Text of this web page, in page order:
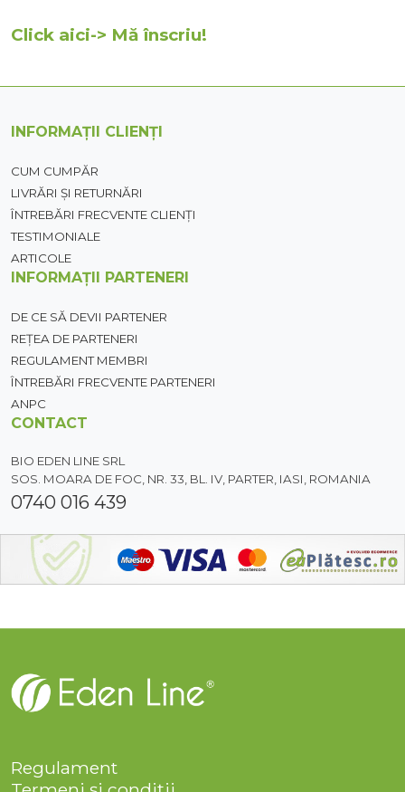
Click aici-> Mă înscriu!
INFORMAȚII CLIENȚI
CUM CUMPĂR
LIVRĂRI ȘI RETURNĂRI
ÎNTREBĂRI FRECVENTE CLIENȚI
TESTIMONIALE
ARTICOLE
INFORMAȚII PARTENERI
DE CE SĂ DEVII PARTENER
REȚEA DE PARTENERI
REGULAMENT MEMBRI
ÎNTREBĂRI FRECVENTE PARTENERI
ANPC
CONTACT
BIO EDEN LINE SRL
SOS. MOARA DE FOC, NR. 33, BL. IV, PARTER, IASI, ROMANIA
0740 016 439
Regulament